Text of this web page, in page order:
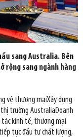
sang Australia. Bên
rộng sang ngành hàng
vệ thương mạiXây dựng
trường AustraliaDoanh
kinh tế, thương mại
tục đầu tư chất lượng,